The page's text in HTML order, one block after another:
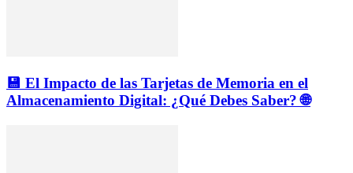
💾 El Impacto de las Tarjetas de Memoria en el
Almacenamiento Digital: ¿Qué Debes Saber? 🌐